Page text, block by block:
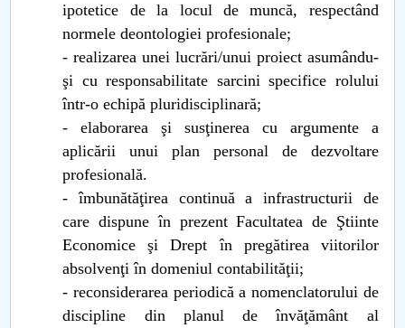
ipotetice de la locul de muncă, respectând
normele deontologiei profesionale;
- realizarea unei lucrări/unui proiect asumându-
şi cu responsabilitate sarcini specifice rolului
într-o echipă pluridisciplinară;
- elaborarea şi susţinerea cu argumente a
aplicării unui plan personal de dezvoltare
profesională.
- îmbunătăţirea continuă a infrastructurii de
care dispune în prezent Facultatea de Ştiinte
Economice şi Drept în pregătirea viitorilor
absolvenţi în domeniul contabilităţii;
- reconsiderarea periodică a nomenclatorului de
discipline din planul de învăţământ al